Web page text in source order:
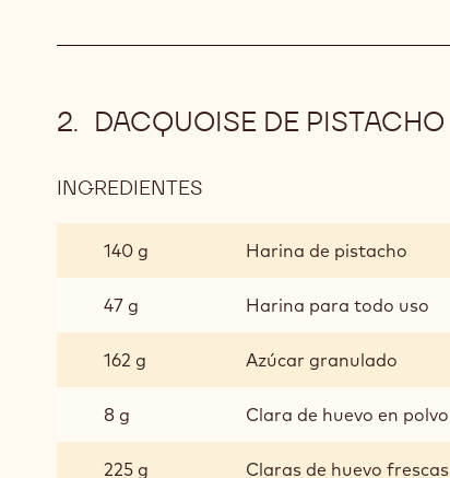
DACQUOISE DE PISTACHO
INGREDIENTES
140 g Harina de pistacho
47 g Harina para todo uso
162 g Azúcar granulado
8 g Clara de huevo en polvo
225 g Claras de huevo frescas